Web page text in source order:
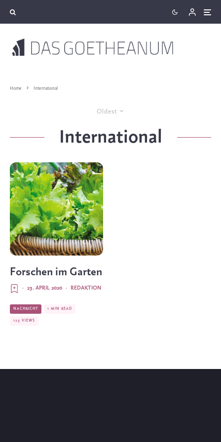
Home International
Oldest
International
Forschen im Garten
REDAKTION
·
23. APRIL 2020
·
NACHRICHT 1 MIN READ
123 VIEWS